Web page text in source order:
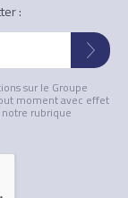
:
sur le Groupe
moment avec effet
notre rubrique